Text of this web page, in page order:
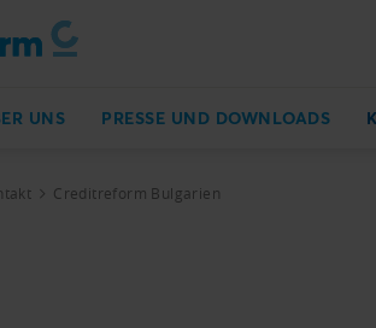
UNS PRESSE UND DOWNLOADS
Creditreform Bulgarien